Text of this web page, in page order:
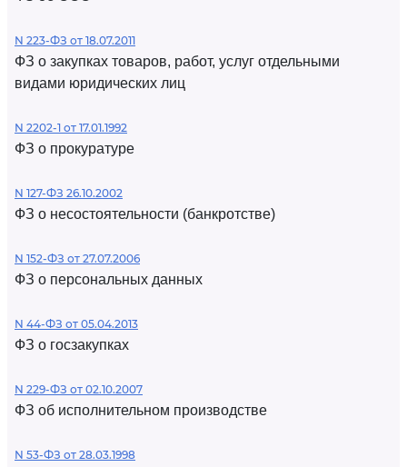
N 223-ФЗ от 18.07.2011
ФЗ о закупках товаров, работ, услуг отдельными
видами юридических лиц
N 2202-1 от 17.01.1992
ФЗ о прокуратуре
N 127-ФЗ 26.10.2002
ФЗ о несостоятельности (банкротстве)
N 152-ФЗ от 27.07.2006
ФЗ о персональных данных
N 44-ФЗ от 05.04.2013
ФЗ о госзакупках
N 229-ФЗ от 02.10.2007
ФЗ об исполнительном производстве
N 53-ФЗ от 28.03.1998